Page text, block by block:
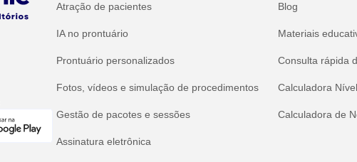
Atração de pacientes
IA no prontuário
Prontuário personalizados
Fotos, vídeos e simulação de procedimentos
Gestão de pacotes e sessões
Assinatura eletrônica
Blog
Materiais
Consulta rápida
Calculadora
Calculadora de